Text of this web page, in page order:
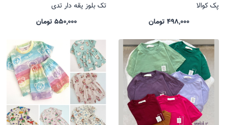
پک کوالا
498,000 تومان
تک بلوز یقه دار تدی
550,000 تومان